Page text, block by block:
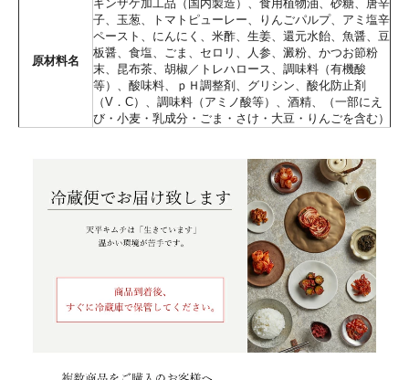
原材料名
ギンザケ加工品（国内製造）、食用植物油、砂糖、唐辛
子、玉葱、トマトピューレー、りんごパルプ、アミ塩辛
ペースト、にんにく、米酢、生姜、還元水飴、魚醤、豆
板醤、食塩、ごま、セロリ、人参、澱粉、かつお節粉
末、昆布茶、胡椒／トレハロース、調味料（有機酸
等）、酸味料、ｐＨ調整剤、グリシン、酸化防止剤
（V．C）、調味料（アミノ酸等）、酒精、（一部にえ
び・小麦・乳成分・ごま・さけ・大豆・りんごを含む）